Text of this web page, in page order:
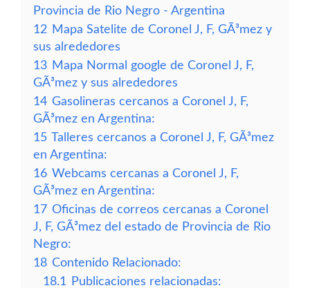
Provincia de Rio Negro - Argentina
12 Mapa Satelite de Coronel J, F, GÃ³mez y
sus alrededores
13 Mapa Normal google de Coronel J, F,
GÃ³mez y sus alrededores
14 Gasolineras cercanos a Coronel J, F,
GÃ³mez en Argentina:
15 Talleres cercanos a Coronel J, F, GÃ³mez
en Argentina:
16 Webcams cercanas a Coronel J, F,
GÃ³mez en Argentina:
17 Oficinas de correos cercanas a Coronel
J, F, GÃ³mez del estado de Provincia de Rio
Negro:
18 Contenido Relacionado:
18.1
Publicaciones relacionadas: